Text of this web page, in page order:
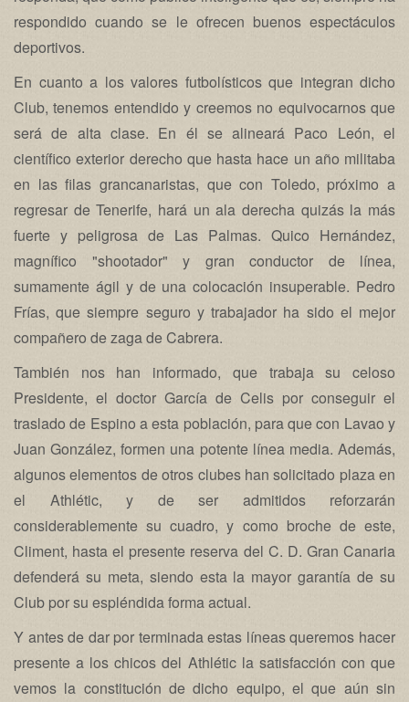
respondido cuando se le ofrecen buenos espectáculos
deportivos.
En cuanto a los valores futbolísticos que integran dicho
Club, tenemos entendido y creemos no equivocarnos que
será de alta clase. En él se alineará Paco León, el
científico exterior derecho que hasta hace un año militaba
en las filas grancanaristas, que con Toledo, próximo a
regresar de Tenerife, hará un ala derecha quizás la más
fuerte y peligrosa de Las Palmas. Quico Hernández,
magnífico "shootador" y gran conductor de línea,
sumamente ágil y de una colocación insuperable. Pedro
Frías, que siempre seguro y trabajador ha sido el mejor
compañero de zaga de Cabrera.
También nos han informado, que trabaja su celoso
Presidente, el doctor García de Celis por conseguir el
traslado de Espino a esta población, para que con Lavao y
Juan González, formen una potente línea media. Además,
algunos elementos de otros clubes han solicitado plaza en
el Athlétic, y de ser admitidos reforzarán
considerablemente su cuadro, y como broche de este,
Climent, hasta el presente reserva del C. D. Gran Canaria
defenderá su meta, siendo esta la mayor garantía de su
Club por su espléndida forma actual.
Y antes de dar por terminada estas líneas queremos hacer
presente a los chicos del Athlétic la satisfacción con que
vemos la constitución de dicho equipo, el que aún sin